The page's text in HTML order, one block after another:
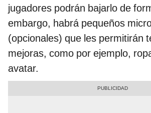
jugadores podrán bajarlo de
embargo, habrá pequeños
(opcionales) que les permitirán
mejoras, como por ejemplo,
avatar.